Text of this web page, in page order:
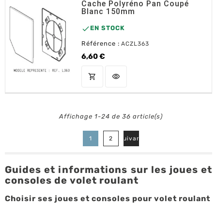
Cache Polyréno Pan Coupé
Blanc 150mm
 EN STOCK
Référence : ACZL363
6,60 €
Prix
shopping_cart AJOUTER AU PANIER
visibility
Affichage 1-24 de 36 article(s)
1 2 Suivant
Guides et informations sur les joues et
consoles de volet roulant
Choisir ses joues et consoles pour volet roulant